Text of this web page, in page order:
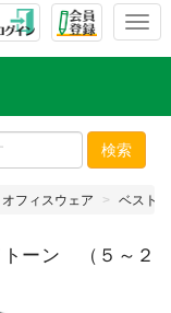
T
l
e
n
v
g
検索
オフィスウェア ベスト
ーン （５～２